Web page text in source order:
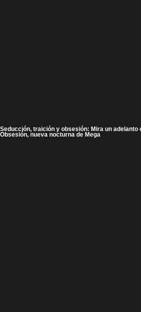
Seducción, traición y obsesión: Mira un adelanto
Obsesión, nueva nocturna de Mega